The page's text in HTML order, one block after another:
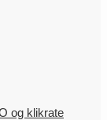
og klikrate